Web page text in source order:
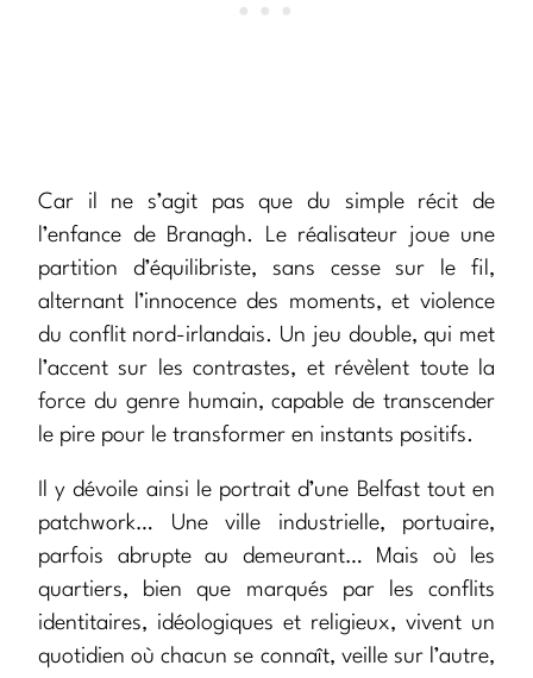
Car il ne s’agit pas que du simple récit de
l’enfance de Branagh. Le réalisateur joue une
partition d’équilibriste, sans cesse sur le fil,
alternant l’innocence des moments, et violence
du conflit nord-irlandais. Un jeu double, qui met
l’accent sur les contrastes, et révèlent toute la
force du genre humain, capable de transcender
le pire pour le transformer en instants positifs.
Il y dévoile ainsi le portrait d’une Belfast tout en
patchwork… Une ville industrielle, portuaire,
parfois abrupte au demeurant… Mais où les
quartiers, bien que marqués par les conflits
identitaires, idéologiques et religieux, vivent un
quotidien où chacun se connaît, veille sur l’autre,